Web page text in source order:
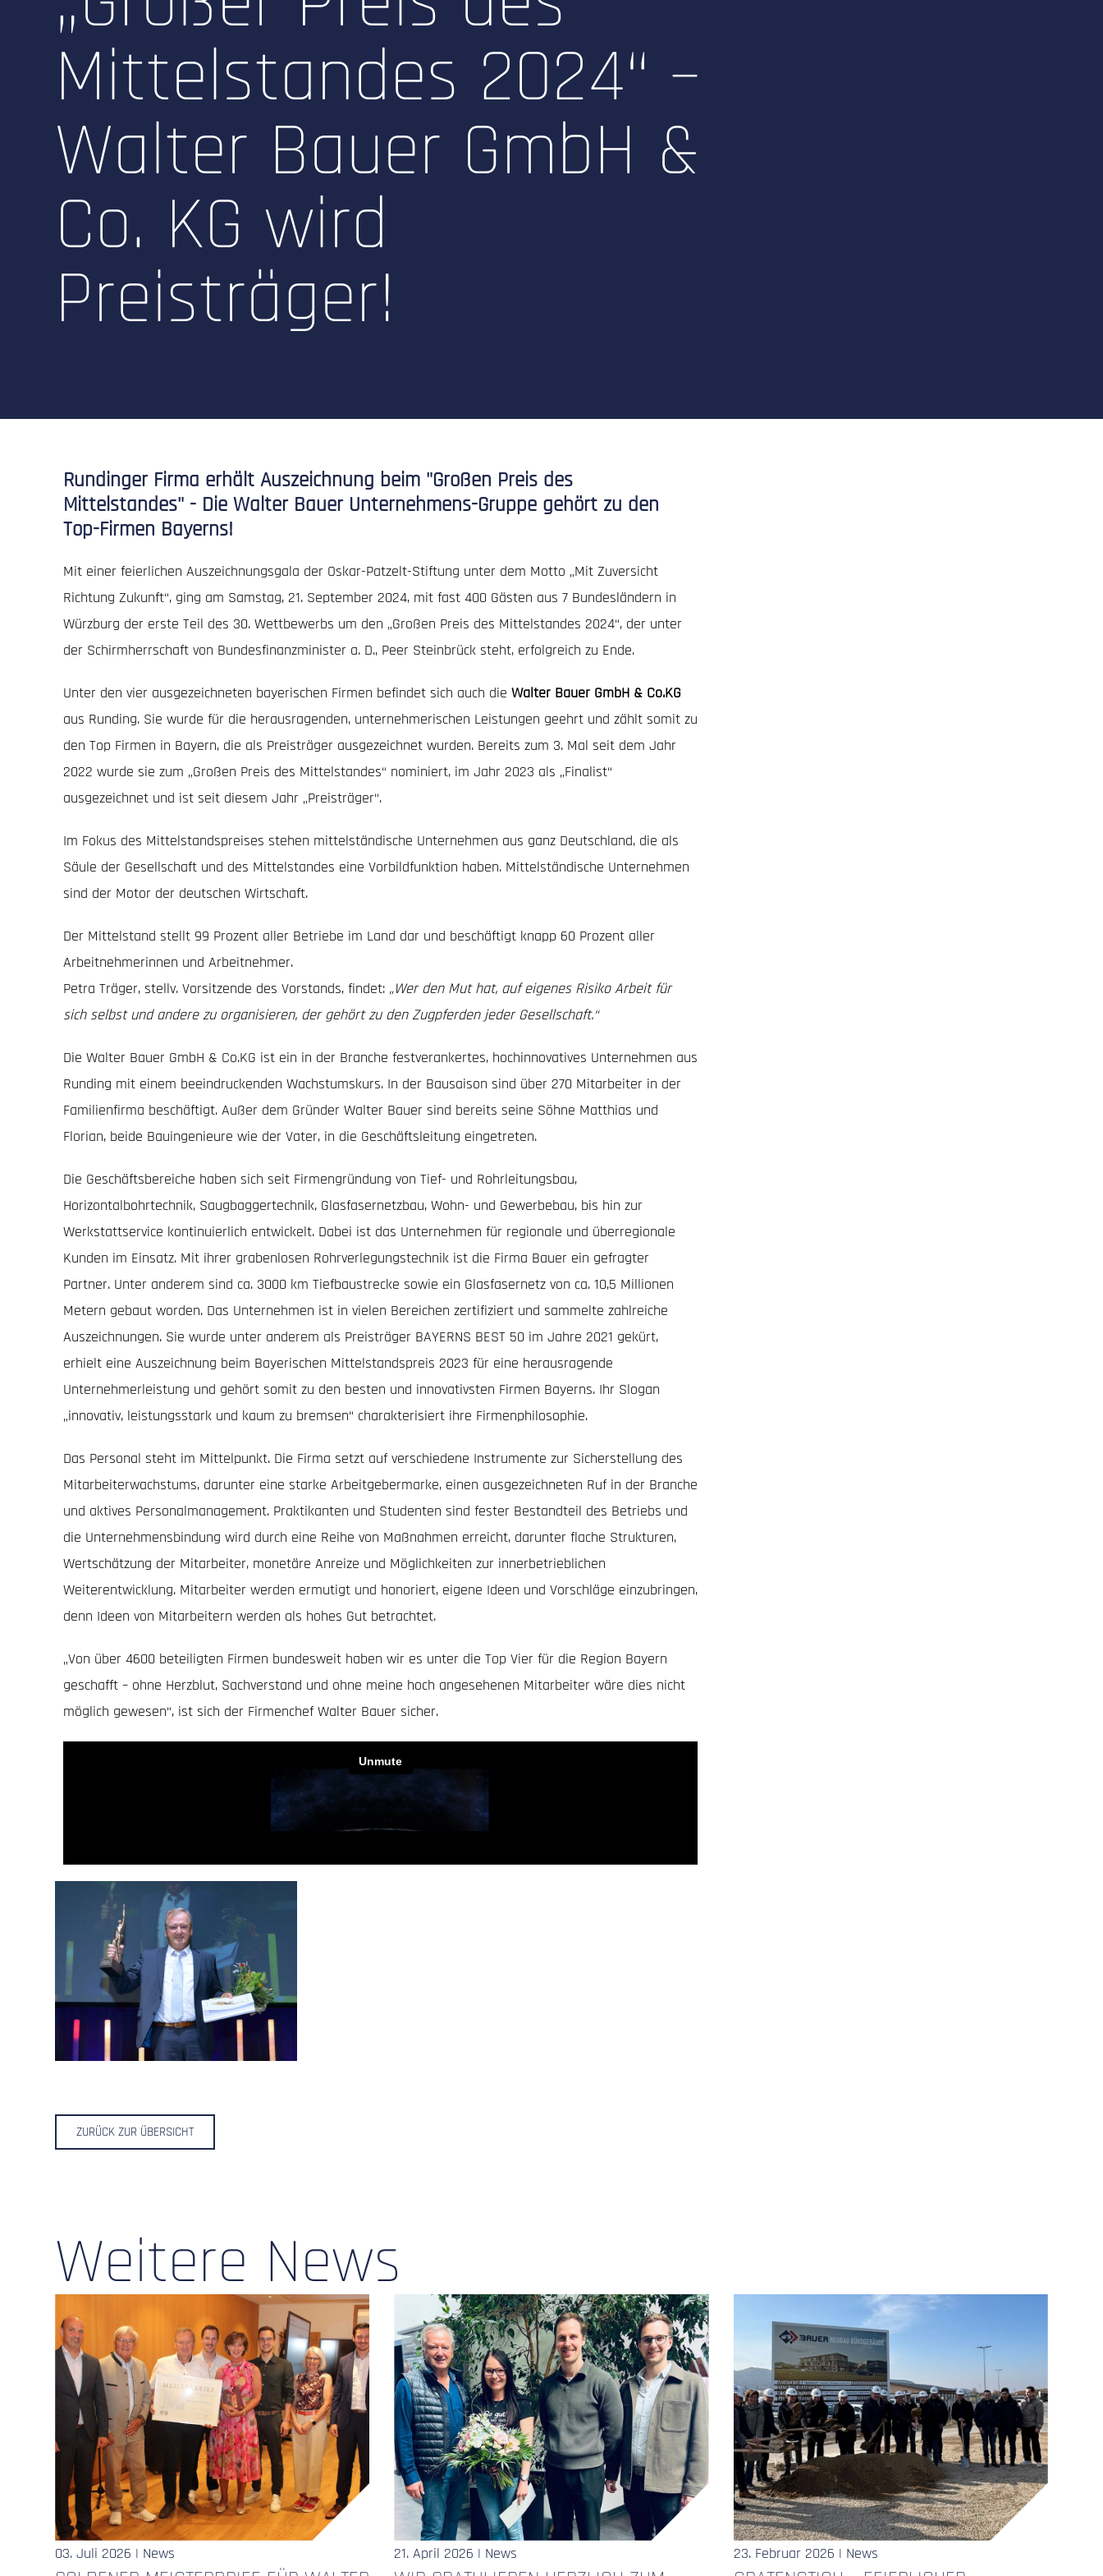
Mittelstandes 2024“ –
Walter Bauer GmbH &
Co. KG wird
Preisträger!
Rundinger Firma erhält Auszeichnung beim "Großen Preis des
Mittelstandes" - Die Walter Bauer Unternehmens-Gruppe gehört zu den
Top-Firmen Bayerns!
Mit einer feierlichen Auszeichnungsgala der Oskar-Patzelt-Stiftung unter dem Motto „Mit Zuversicht
Richtung Zukunft“, ging am Samstag, 21. September 2024, mit fast 400 Gästen aus 7 Bundesländern in
Würzburg der erste Teil des 30. Wettbewerbs um den „Großen Preis des Mittelstandes 2024“, der unter
der Schirmherrschaft von Bundesfinanzminister a. D., Peer Steinbrück steht, erfolgreich zu Ende.
Unter den vier ausgezeichneten bayerischen Firmen befindet sich auch dieWalter Bauer GmbH & Co.KG
aus Runding. Sie wurde für die herausragenden, unternehmerischen Leistungen geehrt und zählt somit zu
den Top Firmen in Bayern, die als Preisträger ausgezeichnet wurden. Bereits zum 3. Mal seit dem Jahr
2022 wurde sie zum „Großen Preis des Mittelstandes“ nominiert, im Jahr 2023 als „Finalist“
ausgezeichnet und ist seit diesem Jahr „Preisträger“.
Im Fokus des Mittelstandspreises stehen mittelständische Unternehmen aus ganz Deutschland, die als
Säule der Gesellschaft und des Mittelstandes eine Vorbildfunktion haben. Mittelständische Unternehmen
sind der Motor der deutschen Wirtschaft.
Der Mittelstand stellt 99 Prozent aller Betriebe im Land dar und beschäftigt knapp 60 Prozent aller
Arbeitnehmerinnen und Arbeitnehmer.
Petra Träger, stellv. Vorsitzende des Vorstands, findet: „Wer den Mut hat, auf eigenes Risiko Arbeit für
sich selbst und andere zu organisieren, der gehört zu den Zugpferden jeder Gesellschaft.“
Die Walter Bauer GmbH & Co.KG ist ein in der Branche festverankertes, hochinnovatives Unternehmen aus
Runding mit einem beeindruckenden Wachstumskurs. In der Bausaison sind über 270 Mitarbeiter in der
Familienfirma beschäftigt. Außer dem Gründer Walter Bauer sind bereits seine Söhne Matthias und
Florian, beide Bauingenieure wie der Vater, in die Geschäftsleitung eingetreten.
Die Geschäftsbereiche haben sich seit Firmengründung von Tief- und Rohrleitungsbau,
Horizontalbohrtechnik, Saugbaggertechnik, Glasfasernetzbau, Wohn- und Gewerbebau, bis hin zur
Werkstattservice kontinuierlich entwickelt. Dabei ist das Unternehmen für regionale und überregionale
Kunden im Einsatz. Mit ihrer grabenlosen Rohrverlegungstechnik ist die Firma Bauer ein gefragter
Partner. Unter anderem sind ca. 3000 km Tiefbaustrecke sowie ein Glasfasernetz von ca. 10,5 Millionen
Metern gebaut worden. Das Unternehmen ist in vielen Bereichen zertifiziert und sammelte zahlreiche
Auszeichnungen. Sie wurde unter anderem als Preisträger BAYERNS BEST 50 im Jahre 2021 gekürt,
erhielt eine Auszeichnung beim Bayerischen Mittelstandspreis 2023 für eine herausragende
Unternehmerleistung und gehört somit zu den besten und innovativsten Firmen Bayerns. Ihr Slogan
„innovativ, leistungsstark und kaum zu bremsen“ charakterisiert ihre Firmenphilosophie.
Das Personal steht im Mittelpunkt. Die Firma setzt auf verschiedene Instrumente zur Sicherstellung des
Mitarbeiterwachstums, darunter eine starke Arbeitgebermarke, einen ausgezeichneten Ruf in der Branche
und aktives Personalmanagement. Praktikanten und Studenten sind fester Bestandteil des Betriebs und
die Unternehmensbindung wird durch eine Reihe von Maßnahmen erreicht, darunter flache Strukturen,
Wertschätzung der Mitarbeiter, monetäre Anreize und Möglichkeiten zur innerbetrieblichen
Weiterentwicklung. Mitarbeiter werden ermutigt und honoriert, eigene Ideen und Vorschläge einzubringen,
denn Ideen von Mitarbeitern werden als hohes Gut betrachtet.
„Von über 4600 beteiligten Firmen bundesweit haben wir es unter die Top Vier für die Region Bayern
geschafft – ohne Herzblut, Sachverstand und ohne meine hoch angesehenen Mitarbeiter wäre dies nicht
möglich gewesen“, ist sich der Firmenchef Walter Bauer sicher.
ZURÜCK ZUR ÜBERSICHT
Weitere News
03. Juli 2026 | News 21. April 2026 | News 23. Februar 2026 | News